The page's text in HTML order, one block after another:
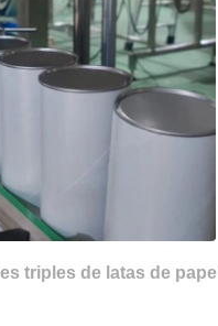
triples de latas de papel